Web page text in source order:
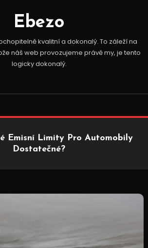
Ebezo
kvalitní a dokonalý. To záleží na
náš web provozujeme právě my, je tento
logicky dokonalý.
Emisní Limity Pro Automobily
Dostatečné?